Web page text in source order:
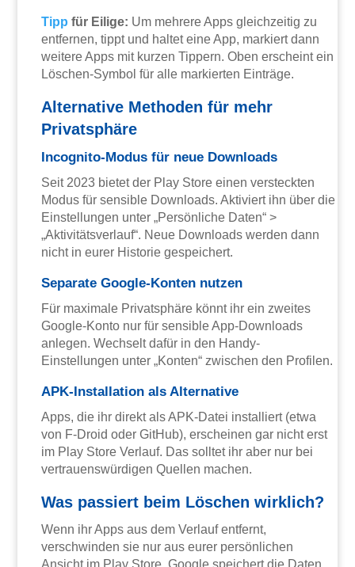
Tipp für Eilige: Um mehrere Apps gleichzeitig zu
entfernen, tippt und haltet eine App, markiert dann
weitere Apps mit kurzen Tippern. Oben erscheint ein
Löschen-Symbol für alle markierten Einträge.
Alternative Methoden für mehr
Privatsphäre
Incognito-Modus für neue Downloads
Seit 2023 bietet der Play Store einen versteckten
Modus für sensible Downloads. Aktiviert ihn über die
Einstellungen unter „Persönliche Daten“ >
„Aktivitätsverlauf“. Neue Downloads werden dann
nicht in eurer Historie gespeichert.
Separate Google-Konten nutzen
Für maximale Privatsphäre könnt ihr ein zweites
Google-Konto nur für sensible App-Downloads
anlegen. Wechselt dafür in den Handy-
Einstellungen unter „Konten“ zwischen den Profilen.
APK-Installation als Alternative
Apps, die ihr direkt als APK-Datei installiert (etwa
von F-Droid oder GitHub), erscheinen gar nicht erst
im Play Store Verlauf. Das solltet ihr aber nur bei
vertrauenswürdigen Quellen machen.
Was passiert beim Löschen wirklich?
Wenn ihr Apps aus dem Verlauf entfernt,
verschwinden sie nur aus eurer persönlichen